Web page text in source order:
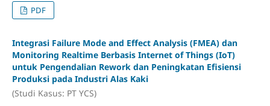
PDF
Integrasi Failure Mode and Effect Analysis (FMEA) dan
Monitoring Realtime Berbasis Internet of Things (IoT)
untuk Pengendalian Rework dan Peningkatan Efisiensi
Produksi pada Industri Alas Kaki
(Studi Kasus: PT YCS)